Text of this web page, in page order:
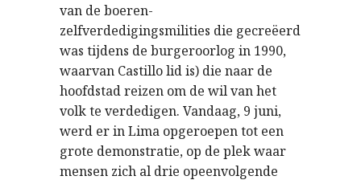
van de boeren-
zelfverdedigingsmilities die gecreëerd
was tijdens de burgeroorlog in 1990,
waarvan Castillo lid is) die naar de
hoofdstad reizen om de wil van het
volk te verdedigen. Vandaag, 9 juni,
werd er in Lima opgeroepen tot een
grote demonstratie, op de plek waar
mensen zich al drie opeenvolgende